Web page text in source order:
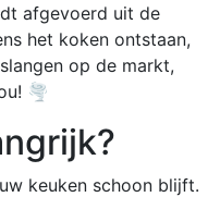
afgevoerd uit de
het koken ontstaan,
op de markt,
🌪️
keuken schoon blijft.